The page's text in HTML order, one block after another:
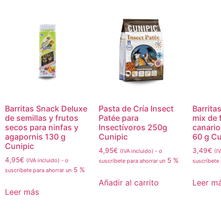
Barritas Snack Deluxe
de semillas y frutos
secos para ninfas y
agapornis 130 g
Cunipic
4,95€ (IVA incluido) - o
suscríbete para ahorrar un 5 %
Leer más
Pasta de Cría Insect
Patée para
Insectívoros 250g
Cunipic
4,95€ (IVA incluido) - o
suscríbete para ahorrar un 5 %
Añadir al carrito
mix de
60 g
3,49€
suscríbete
Leer